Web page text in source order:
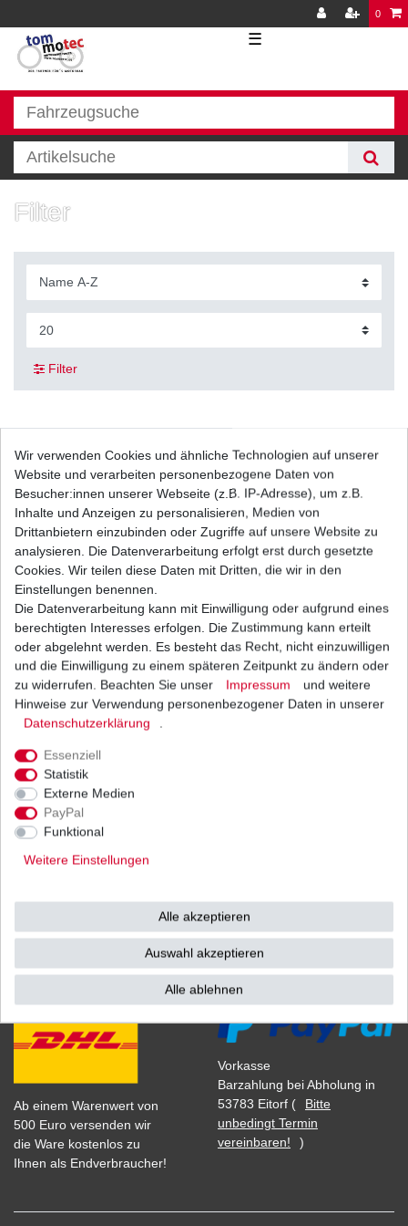
0
☰
Filter
Filter
Luftfilter Hiflo Honda TRX 500 TRX 520 TRX 650
TRX 680 2001-2023
UVP 29,99 € 24,48 € *
| 24,48 € / Stück
inkl. ges. MwSt. Versandkosten
Ölfilter Hiflo HF111 HF 111
UVP 5,73 € 4,68 € *
1 Stück | 4,68 € / Stück
inkl. ges. MwSt. zzgl.
Ab einem Warenwert von
500 Euro versenden wir
die Ware kostenlos zu
Ihnen als Endverbraucher!
Bezahlarten
Vorkasse
Barzahlung bei Abholung in
53783 Eitorf (
Bitte
unbedingt Termin
vereinbaren!
)
Wir verwenden Cookies und ähnliche Technologien auf unserer
Website und verarbeiten personenbezogene Daten von
Besucher:innen unserer Webseite (z.B. IP-Adresse), um z.B.
Inhalte und Anzeigen zu personalisieren, Medien von
Drittanbietern einzubinden oder Zugriffe auf unsere Website zu
analysieren. Die Datenverarbeitung erfolgt erst durch gesetzte
Cookies. Wir teilen diese Daten mit Dritten, die wir in den
Einstellungen benennen.
Die Datenverarbeitung kann mit Einwilligung oder aufgrund eines
berechtigten Interesses erfolgen. Die Zustimmung kann erteilt
oder abgelehnt werden. Es besteht das Recht, nicht einzuwilligen
und die Einwilligung zu einem späteren Zeitpunkt zu ändern oder
zu widerrufen. Beachten Sie unser
Impressum
und weitere
Hinweise zur Verwendung personenbezogener Daten in unserer
Daten­schutz­erklärung
.
Essenziell
Statistik
Externe Medien
PayPal
Funktional
Weitere Einstellungen
Alle akzeptieren
Auswahl akzeptieren
Alle ablehnen